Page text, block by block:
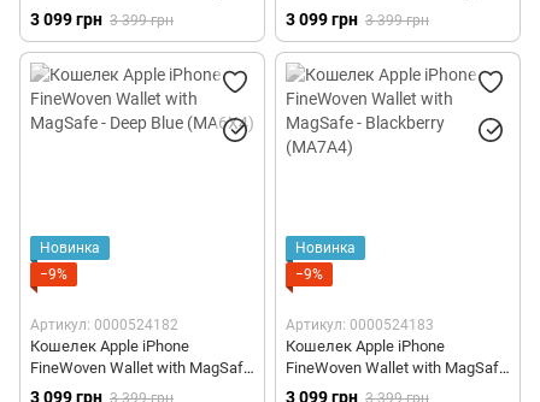
- Dark Green (MA6Y4)
3 099 грн 3 399 грн
- Black (MA6W4)
3 099 грн 3 399 грн
Новинка
−9%
Артикул: 0000524182
Кошелек Apple iPhone
FineWoven Wallet with MagSafe
- Deep Blue (MA6X4)
3 099 грн 3 399 грн
Новинка
−9%
Артикул: 0000524183
Кошелек Apple iPhone
FineWoven Wallet with MagSafe
- Blackberry (MA7A4)
3 099 грн 3 399 грн